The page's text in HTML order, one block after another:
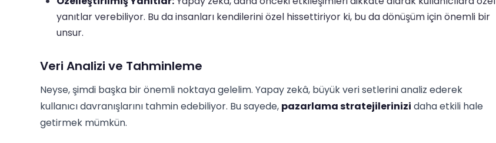
yanıtlar verebiliyor. Bu da insanları kendilerini özel hissettiriyor ki, bu da dönüşüm için önemli bir
unsur.
Veri Analizi ve Tahminleme
Neyse, şimdi başka bir önemli noktaya gelelim. Yapay zekâ, büyük veri setlerini analiz ederek
kullanıcı davranışlarını tahmin edebiliyor. Bu sayede, pazarlama stratejilerinizi daha etkili hale
getirmek mümkün.